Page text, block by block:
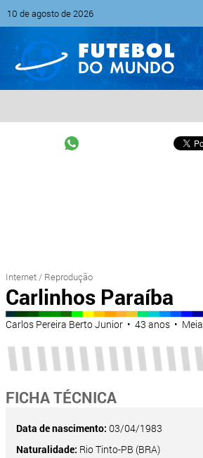
10 de agosto de 2026
Internet / Reprodução
Carlinhos Paraíba
Carlos Pereira Berto Junior • 43 anos • Meia
FICHA TÉCNICA
Data de nascimento: 03/04/1983
Naturalidade: Rio Tinto-PB (BRA)